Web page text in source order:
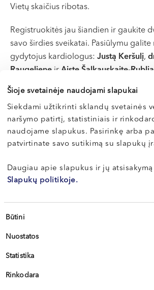
Šioje svetainėje naudojami slapukai
Siekdami užtikrinti sklandų svetainės
naršymo patirtį, statistiniais ir
naudojame slapukus. Pasirinkę arba
patvirtinate savo sutikimą su slapukų
Daugiau apie slapukus ir jų
Slapukų politikoje.
Sutikimo
Būtini
Nuostatos
Statistika
Rinkodara
Vietų skaičius ribotas.
Registruokitės jau šiandien ir gaukite
savo širdies sveikatai. Pasiūlymu galite
gydytojus kardiologus: Justą Keršulį,
Raugelienę ir Aistę Šalkauskaitę-
Registracija galima telefonu: +370 633
internetunmc.lt/medicinos-
Darbo laikas liepos 6 d.
Informuojame, kad liepos 6 d.